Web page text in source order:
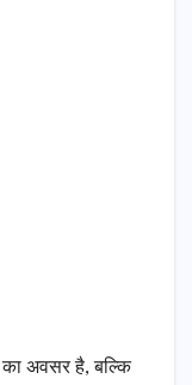
का अवसर है, बल्कि